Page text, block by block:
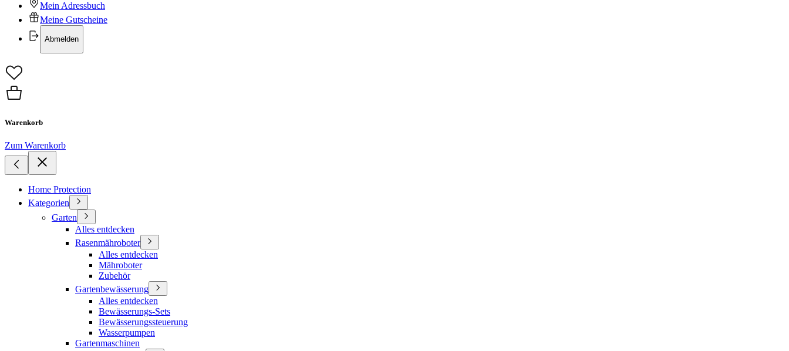
Mein Adressbuch
Meine Gutscheine
Abmelden
Warenkorb
Zum Warenkorb
Home Protection
Kategorien
Garten
Alles entdecken
Rasenmähroboter
Alles entdecken
Mähroboter
Zubehör
Gartenbewässerung
Alles entdecken
Bewässerungs-Sets
Bewässerungssteuerung
Wasserpumpen
Gartenmaschinen